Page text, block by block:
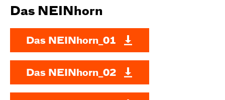
Das NEINhorn
Das NEINhorn_01
Das NEINhorn_02